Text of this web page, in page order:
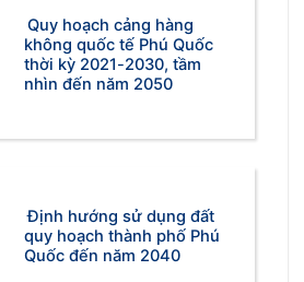
Quy hoạch cảng hàng
không quốc tế Phú Quốc
thời kỳ 2021-2030, tầm
nhìn đến năm 2050
Định hướng sử dụng đất
quy hoạch thành phố Phú
Quốc đến năm 2040